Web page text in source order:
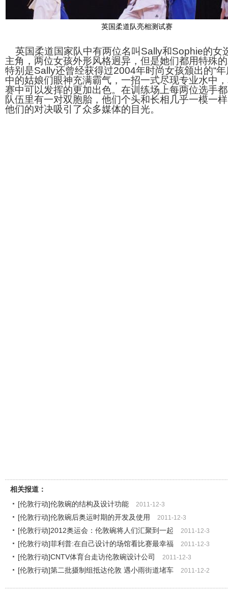
英国柔道队亮相测试赛
英国柔道国家队中有两位名叫Sally和Sophie的女
主角，两位女孩外形风格迥异，但是她们都用特殊
特别是Sally还曾经获得过2004年时尚女孩颁出的“
中的姑娘们眼神充满霸气，一招一式尽现专业水中
赛中可以发挥的更加出色。在训练场上每两位选手
队伍里有一对双胞胎，他们个头和长相几乎一模一
他们的对决吸引了众多媒体的目光。
相关报道：
[伦敦行动]伦敦碗的结构及设计功能
2011-12-3
[伦敦行动]伦敦碗后奥运时期的开发及使用 2011-12-3
[伦敦行动]2012奥运会：伦敦碗将人们汇聚到一起 2011-12-3
[伦敦行动]菲利普:在自己设计的场馆看比赛最幸福 2011-12-3
[伦敦行动]CNTV体育台走访伦敦碗设计公司 2011-12-3
[伦敦行动]第二批摄制组抵达伦敦 遇小雨街道堵车 2011-12-2